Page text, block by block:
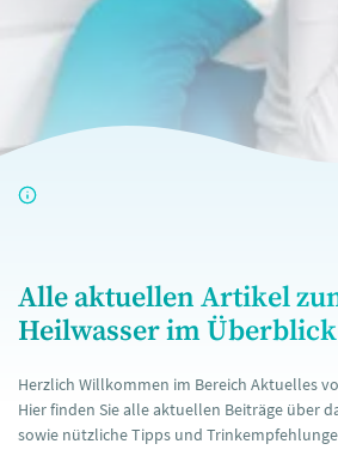
Alle aktuellen Artikel
Heilwasser im Überblick
Herzlich Willkommen im Bereich Aktuelles
Hier finden Sie alle aktuellen Beiträge über
sowie nützliche Tipps und